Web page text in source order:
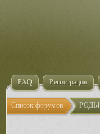
FAQ Регистрация
Список форумов РОДЫ